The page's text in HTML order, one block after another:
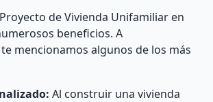
de Vivienda Unifamiliar en
beneficios. A
mencionamos algunos de los más
Al construir una vivienda